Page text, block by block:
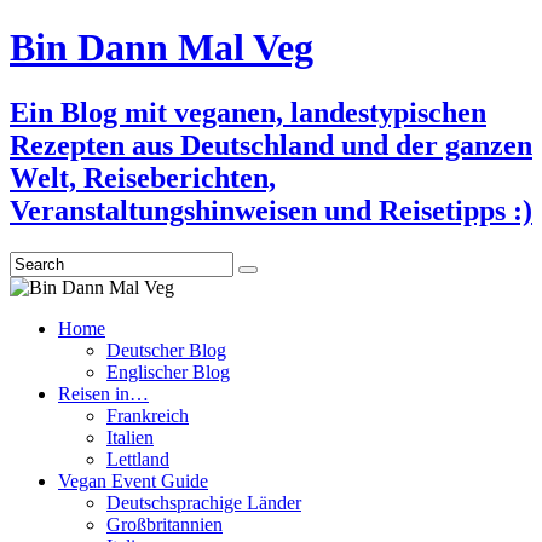
Bin Dann Mal Veg
Ein Blog mit veganen, landestypischen
Rezepten aus Deutschland und der ganzen
Welt, Reiseberichten,
Veranstaltungshinweisen und Reisetipps :)
Search
Home
Deutscher Blog
Englischer Blog
Reisen in…
Frankreich
Italien
Lettland
Vegan Event Guide
Deutschsprachige Länder
Großbritannien